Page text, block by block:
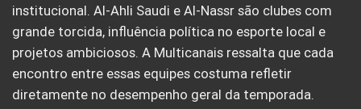
institucional. Al-Ahli Saudi e Al-Nassr são clubes com
grande torcida, influência política no esporte local e
projetos ambiciosos. A Multicanais ressalta que cada
encontro entre essas equipes costuma refletir
diretamente no desempenho geral da temporada.